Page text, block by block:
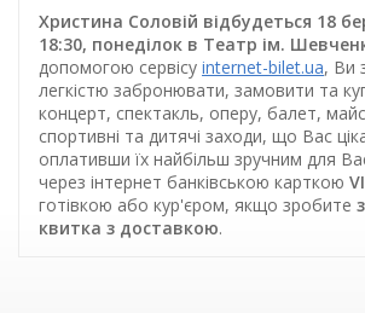
Христина Соловій відбудеться 18
18:30, понеділок в Театр ім.
допомогою сервісу internet-bilet.ua, Ви
легкістю забронювати, замовити та
концерт, спектакль, оперу, балет,
спортивні та дитячі заходи, що Вас
оплативши їх найбільш зручним для
через інтернет банківською карткою
готівкою або кур'єром, якщо зробите
квитка з доставкою.